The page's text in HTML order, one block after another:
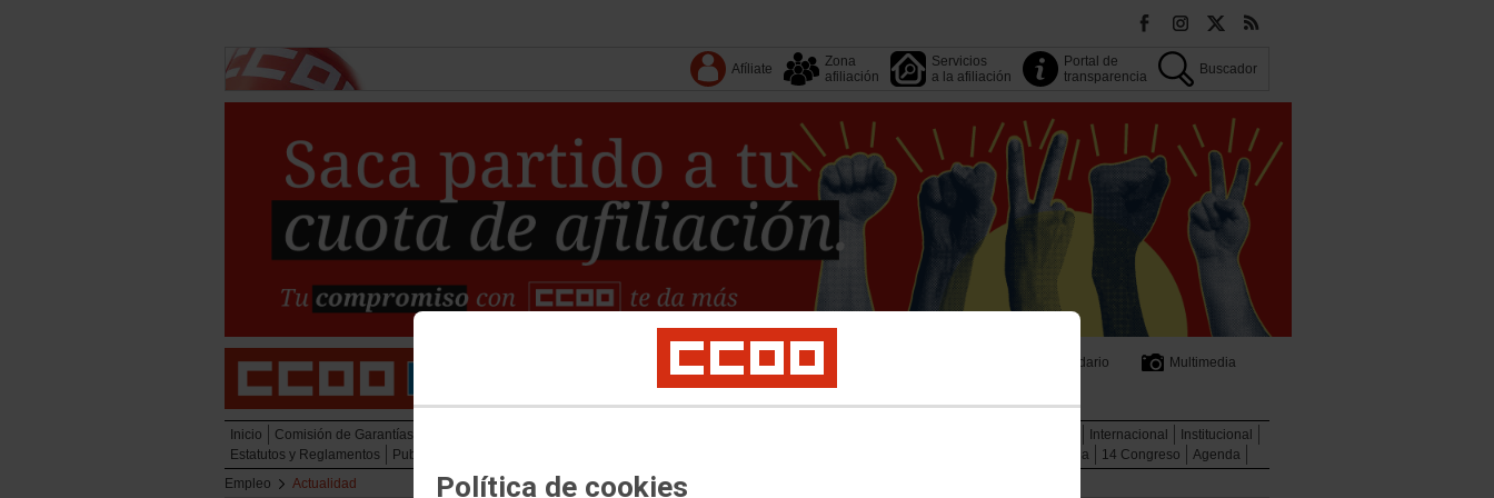
Política de cookies
Afíliate
Zona
afiliación
Servicios
a la afiliación
Portal de
transparencia
Buscador
Tu sindicato Calendario
Multimedia
Federaciones
Inicio Comisión de Garantías Internacional
Institucional
Estatutos y Reglamentos
Publicaciones y documentos Portal de transparencia 14 Congreso
Agenda
Empleo
Actualidad